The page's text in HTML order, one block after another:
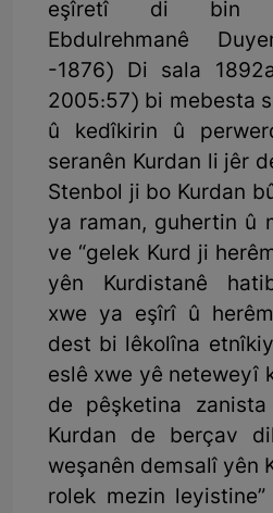
eşîretî di bin
Ebdulrehmanê
-1876) Di sala
2005:57) bi mebesta
û kedîkirin û
seranên Kurdan li jêr
Stenbol ji bo Kurdan
ya raman, guhertin û
ve “gelek Kurd ji
yên Kurdistanê
xwe ya eşîrî û
dest bi lêkolîna
eslê xwe yê neteweyî
de pêşketina
Kurdan de berçav
weşanên demsalî yên
rolek mezin